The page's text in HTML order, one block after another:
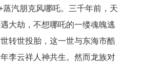
蒸汽朋克风哪吒。三千年前，天
大劫，不想哪吒的一缕魂魄逃
转世投胎，这一世与东海市酷
李云祥人神共生。然而龙族对